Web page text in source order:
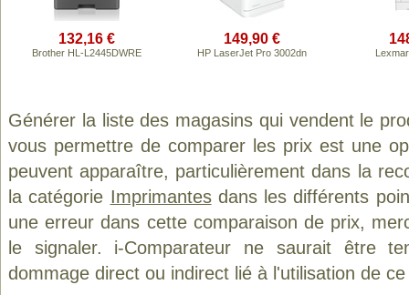
132,16 €
Brother HL-L2445DWRE
149,90 €
HP LaserJet Pro 3002dn
Générer la liste des magasins qui vendent le
vous permettre de comparer les prix est une
peuvent apparaître, particulièrement dans la
la catégorie Imprimantesdans les différents
une erreur dans cette comparaison de prix,
le signaler. i-Comparateur ne saurait être
dommage direct ou indirect lié à l'utilisation de